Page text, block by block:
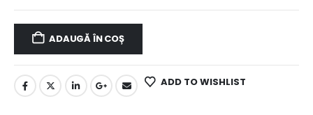
ADAUGĂ ÎN COȘ
ADD TO WISHLIST